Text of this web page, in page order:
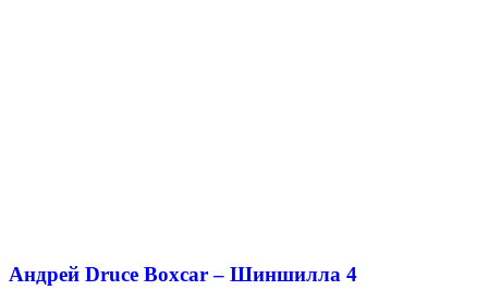
Андрей Druce Boxcar – Шиншилла 4